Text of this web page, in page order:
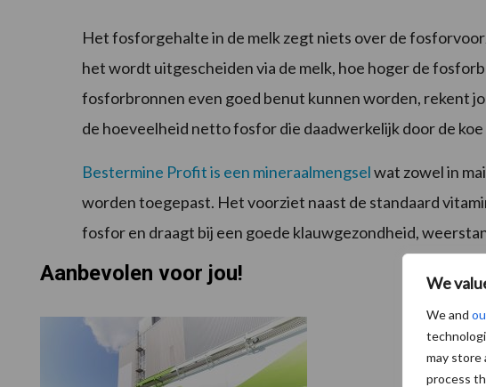
We
We and
may store
process
Het fosforgehalte in de melk zegt niets over de
het wordt uitgescheiden via de melk, hoe hoger de
fosforbronnen even goed benut kunnen worden, rekent
de hoeveelheid netto fosfor die daadwerkelijk door de
Bestermine Profit is een mineraalmengselwat zowel in
worden toegepast. Het voorziet naast de standaard
fosfor en draagt bij een goede klauwgezondheid,
Aanbevolen voor jou!